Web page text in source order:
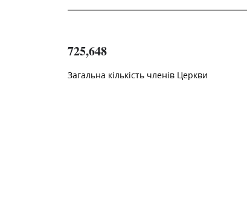
725,648
Загальна кількість членів Церкви
1 -in-